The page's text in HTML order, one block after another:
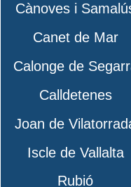
Cànoves i
Canet de Mar
Calonge de
Calldetenes
Joan de
Iscle de Vallalta
Rubió